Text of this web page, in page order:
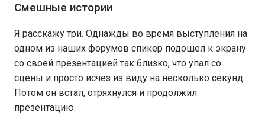
Смешные истории
Я расскажу три. Однажды во время выступления на
одном из наших форумов спикер подошел к экрану
со своей презентацией так близко, что упал со
сцены и просто исчез из виду на несколько секунд.
Потом он встал, отряхнулся и продолжил
презентацию.